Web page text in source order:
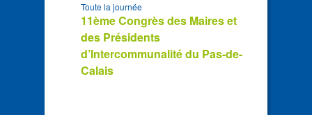
11ème Congrès des Maires et
des Présidents
d’Intercommunalité du Pas-de-
Calais
Toute la journée